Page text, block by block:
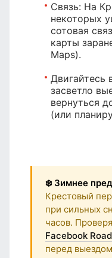
Связь: На
некоторых
сотовая
карты
Maps).
Двигайтесь
засветло
вернуться
(или
❄️ Зимнее
Крестовый
при сильных
часов.
Facebook
перед